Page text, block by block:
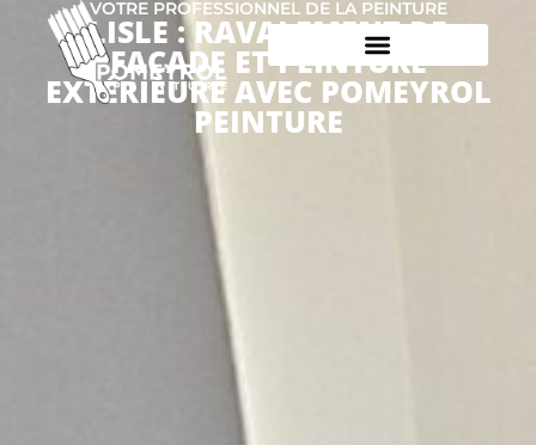
VOTRE PROFESSIONNEL DE LA PEINTURE
LISLE : RAVALEMENT DE
FAÇADE ET PEINTURE
EXTÉRIEURE AVEC POMEYROL
PEINTURE